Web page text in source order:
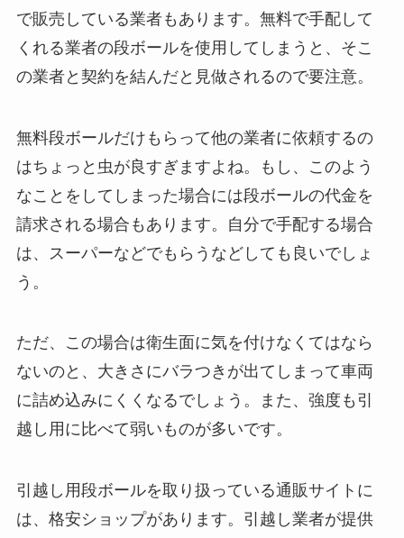
で販売している業者もあります。無料で手配して
くれる業者の段ボールを使用してしまうと、そこ
の業者と契約を結んだと見做されるので要注意。
無料段ボールだけもらって他の業者に依頼するの
はちょっと虫が良すぎますよね。もし、このよう
なことをしてしまった場合には段ボールの代金を
請求される場合もあります。自分で手配する場合
は、スーパーなどでもらうなどしても良いでしょ
う。
ただ、この場合は衛生面に気を付けなくてはなら
ないのと、大きさにバラつきが出てしまって車両
に詰め込みにくくなるでしょう。また、強度も引
越し用に比べて弱いものが多いです。
引越し用段ボールを取り扱っている通販サイトに
は、格安ショップがあります。引越し業者が提供